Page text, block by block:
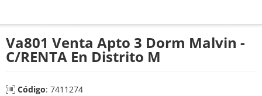
Va801 Venta Apto 3 Dorm Malvin -
C/RENTA En Distrito M
Código: 7411274